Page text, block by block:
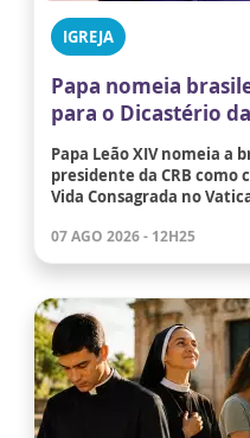
IGREJA
Papa nomeia
para o Dicastério
Papa Leão XIV nomeia a
presidente da CRB como
Vida Consagrada no
07 AGO 2026 - 12H25